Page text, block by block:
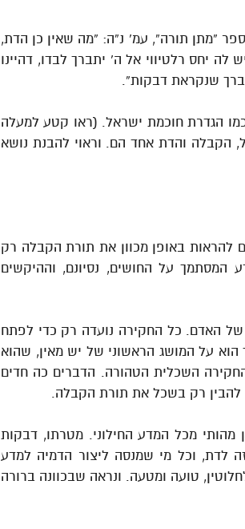
“מתן תורה”, עמ’ נ”ה: “מה שאין כן הדת,
יחס רלטיווי אל ה’ יתברך לבדו, דהיינו
שנקראת דבקות”.
הגדרת חוכמת ישראל. (ראו קטע למעלה
הקבלה והדת אחד הם. וראוי להבנת נושא
להראות באופן מכוון את תורת הקבלה רק
על החושים, נסיונם, וההיקשים
האדם. כל החקירה נועדה רק כדי לפתח
על המושג הראשוני של יש מאין, שהוא
השכלית הטהורה. הדברים כה חדים
להבין רק בשכל את תורת הקבלה.
מכל המדע החילוני. מטרתו, דבקות
לדת, וכל מי שמנסה ליצור הדמיה למדע
טועה ומטעה. ונראה שבכוונה ברורה